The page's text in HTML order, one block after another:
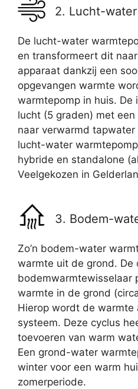
2. Lucht-
De lucht-water
en transformeert dit
apparaat dankzij een
opgevangen warmte
warmtepomp in huis.
lucht (5 graden) met
naar verwarmd
lucht-water
hybride en standalone
Veelgekozen in
3. Bodem-
Zo’n bodem-water
warmte uit de grond. De
bodemwarmtewisselaar
warmte in de grond
Hierop wordt de warmte
systeem. Deze cyclus
toevoeren van warm
Een grond-water
winter voor een warm
zomerperiode.